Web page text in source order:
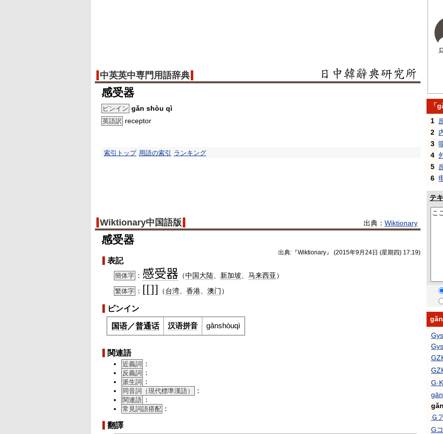
中英英中専門用語辞典
感受器
ピンイン gǎn shòu qì
英語訳 receptor
索引トップ 用語の索引 ランキング
Wiktionary中国語版 出典： Wiktionary
感受器
出典:『Wiktionary』 (2015年9月24日 (星期四) 17:19)
表記
簡体字 ： 感受器 （中国大陆 新加坡 马来西亚）
繁体字 ： [[]] （台湾 香港 澳门）
ピンイン
国语／普通话 汉语拼音 gǎnshòuqì
関連語
近義詞 ：
反義詞 ：
派生詞 ：
同音詞（現代標準漢語） ：
関連語 ：
常見詞語搭配 ：
翻譯
「
1
2
3
4
5
6
テ
Ｇ
G